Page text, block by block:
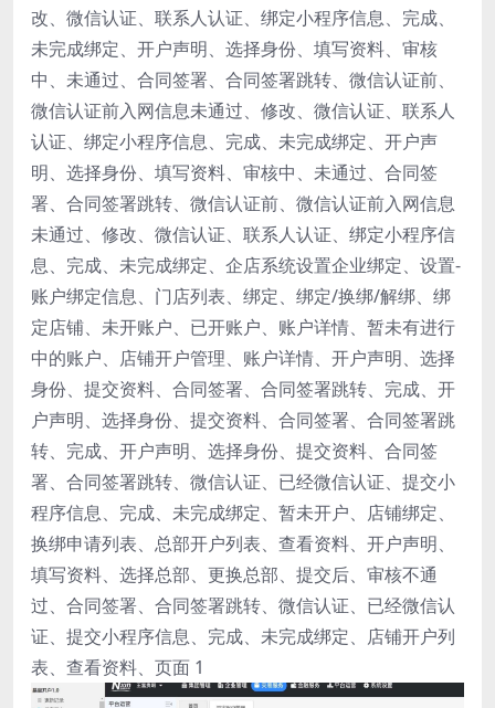
改、微信认证、联系人认证、绑定小程序信息、完成、
未完成绑定、开户声明、选择身份、填写资料、审核
中、未通过、合同签署、合同签署跳转、微信认证前、
微信认证前入网信息未通过、修改、微信认证、联系人
认证、绑定小程序信息、完成、未完成绑定、开户声
明、选择身份、填写资料、审核中、未通过、合同签
署、合同签署跳转、微信认证前、微信认证前入网信息
未通过、修改、微信认证、联系人认证、绑定小程序信
息、完成、未完成绑定、企店系统设置企业绑定、设置-
账户绑定信息、门店列表、绑定、绑定/换绑/解绑、绑
定店铺、未开账户、已开账户、账户详情、暂未有进行
中的账户、店铺开户管理、账户详情、开户声明、选择
身份、提交资料、合同签署、合同签署跳转、完成、开
户声明、选择身份、提交资料、合同签署、合同签署跳
转、完成、开户声明、选择身份、提交资料、合同签
署、合同签署跳转、微信认证、已经微信认证、提交小
程序信息、完成、未完成绑定、暂未开户、店铺绑定、
换绑申请列表、总部开户列表、查看资料、开户声明、
填写资料、选择总部、更换总部、提交后、审核不通
过、合同签署、合同签署跳转、微信认证、已经微信认
证、提交小程序信息、完成、未完成绑定、店铺开户列
表、查看资料、页面 1